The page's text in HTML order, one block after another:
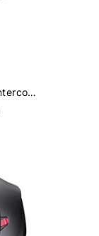
Advant X Carbon Solid Met Intercom 4X